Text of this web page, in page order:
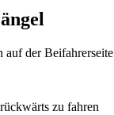
auf der Beifahrerseite
zu fahren